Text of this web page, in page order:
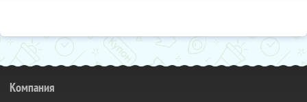
Компания